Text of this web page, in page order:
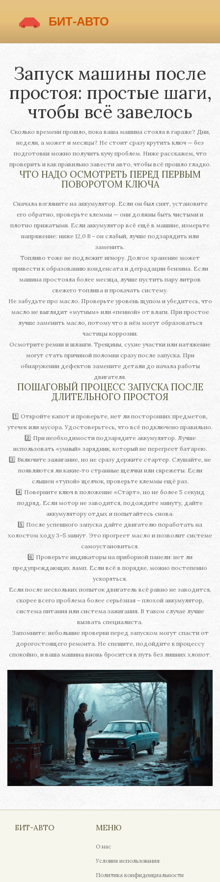
Запуск машины после
простоя: простые шаги,
чтобы всё завелось
Сколько времени прошло, пока ваша машина стояла в гараже? Дни,
недели, а может и месяцы? Не стоит сразу крутить ключ — без
подготовки можно получить кучу проблем. Ниже расскажем, что
проверить и как правильно завести авто, чтобы всё прошло гладко.
ЧТО НАДО ОСМОТРЕТЬ ПЕРЕД ПЕРВЫМ
ПОВОРОТОМ КЛЮЧА
Сначала взгляните на аккумулятор. Если он был снят, установите
его обратно, проверьте клеммы — они должны быть чистыми и
плотно прижатыми. Если аккумулятор всё ещё в машине, измерьте
напряжение: ниже 12,0 В – он слабый, лучше подзарядить или
заменить.
Топливо тоже не подлежит игнору. Долгое хранение может
привести к образованию конденсата и деградации бензина. Если
машина простояла более месяца, лучше пустить пару литров
свежего топлива и прокачать систему.
Не забудьте про масло. Проверьте уровень щупом и убедитесь, что
масло не выглядит «мутным» или «пенной» от влаги. При простое
лучше заменить масло, потому что в нём могут образоваться
частицы коррозии.
Осмотрите ремни и шланги. Трещины, сухие участки или натяжение
могут стать причиной поломки сразу после запуска. При
обнаружении дефектов замените детали до начала работы
двигателя.
ПОШАГОВЫЙ ПРОЦЕСС ЗАПУСКА ПОСЛЕ
ДЛИТЕЛЬНОГО ПРОСТОЯ
1️⃣ Откройте капот и проверьте, нет ли посторонних предметов,
утечек или мусора. Удостоверьтесь, что всё подключено правильно.
2️⃣ При необходимости подзарядите аккумулятор. Лучше
использовать «умный» зарядник, который не перегреет батарею.
3️⃣ Включите зажигание, но не сразу держите стартер. Слушайте, не
появляются ли какие‑то странные щелчки или скрежеты. Если
слышен «тупой» щелчок, проверьте клеммы ещё раз.
4️⃣ Поверните ключ в положение «Старт», но не более 5 секунд
подряд. Если мотор не заводится, подождите минуту, дайте
аккумулятору отдых и попытайтесь снова.
5️⃣ После успешного запуска дайте двигателю поработать на
холостом ходу 3–5 минут. Это прогреет масло и позволит системе
самоустановиться.
6️⃣ Проверьте индикаторы на приборной панели: нет ли
предупреждающих ламп. Если всё в порядке, можно постепенно
ускоряться.
Если после нескольких попыток двигатель всё равно не заводится,
скорее всего проблема более серьёзная – плохой аккумулятор,
система питания или система зажигания. В таком случае лучше
вызвать специалиста.
Запомните: небольшие проверки перед запуском могут спасти от
дорогостоящего ремонта. Не спешите, подойдите к процессу
спокойно, и ваша машина вновь бросится в путь без лишних хлопот.
БИТ-АВТО МЕНЮ
О нас
Условия использования
Политика конфиденциальности